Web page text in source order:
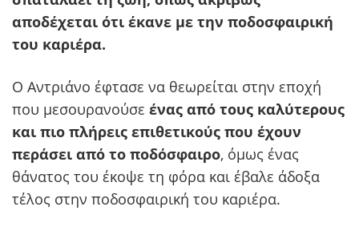
αποδέχεται ότι έκανε με την ποδοσφαιρική
του καριέρα.
Ο Αντριάνο έφτασε να θεωρείται στην εποχή
που μεσουρανούσε ένας από τους καλύτερους
και πιο πλήρεις επιθετικούς που έχουν
περάσει από το ποδόσφαιρο, όμως ένας
θάνατος του έκοψε τη φόρα και έβαλε άδοξα
τέλος στην ποδοσφαιρική του καριέρα.